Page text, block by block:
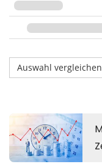
Auswahl vergleichen